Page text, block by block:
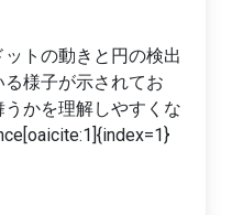
トの動きと円の検出
様子が示されてお
かを理解しやすくな